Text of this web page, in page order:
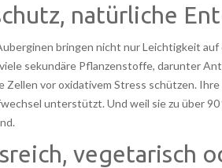
natürliche
bringen nicht nur Leichtigkeit
sekundäre Pflanzenstoffe, darunter
Zellen vor oxidativem Stress schützen.
unterstützt. Und weil sie zu über 90
vegetarisch